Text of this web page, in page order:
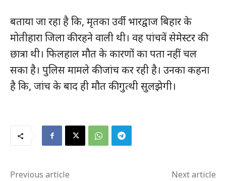
बताया जा रहा है कि, मृतका उर्वी भारद्वाज बिहार के
मोतीहारा जिला की रहने वाली थी। वह पांचवें सेमेस्टर की
छात्रा थी। फिलहाल मौत के कारणों का पता नहीं चल
सका है। पुलिस मामले की जांच कर रही है। उनका कहना
है कि, जांच के बाद ही मौत की गुत्थी सुलझेगी।
Previous article
Next article